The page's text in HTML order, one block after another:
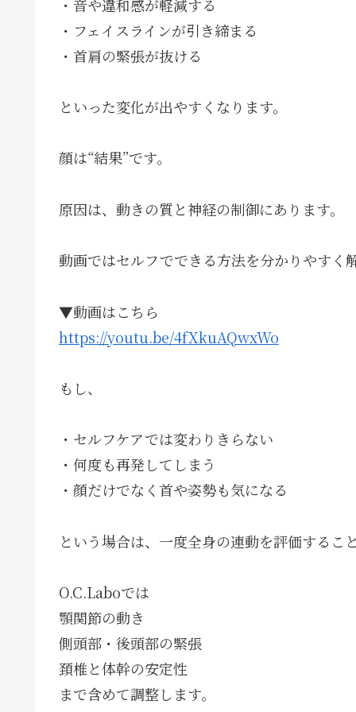
・音や違和感が軽減する
・フェイスラインが引き締まる
・首肩の緊張が抜ける
といった変化が出やすくなります。
顔は“結果”です。
原因は、動きの質と神経の制御にあります。
動画ではセルフでできる方法を分かりやすく
▼動画はこちら
https://youtu.be/4fXkuAQwxWo
もし、
・セルフケアでは変わりきらない
・何度も再発してしまう
・顔だけでなく首や姿勢も気になる
という場合は、一度全身の連動を評価するこ
O.C.Laboでは
顎関節の動き
側頭部・後頭部の緊張
頚椎と体幹の安定性
まで含めて調整します。